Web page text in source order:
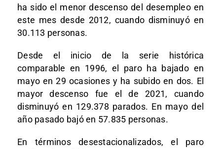
ha sido el menor descenso del desempleo en
este mes desde 2012, cuando disminuyó en
30.113 personas.
Desde el inicio de la serie histórica
comparable en 1996, el paro ha bajado en
mayo en 29 ocasiones y ha subido en dos. El
mayor descenso fue el de 2021, cuando
disminuyó en 129.378 parados. En mayo del
año pasado bajó en 57.835 personas.
En términos desestacionalizados, el paro